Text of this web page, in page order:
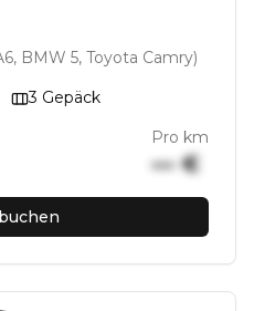
BMW 5, Toyota Camry)
3 Gepäck
Pro km
••• €